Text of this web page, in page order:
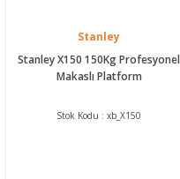
Stanley
Stanley X150 150Kg Profesyonel
Makaslı Platform
Stok Kodu : xb_X150